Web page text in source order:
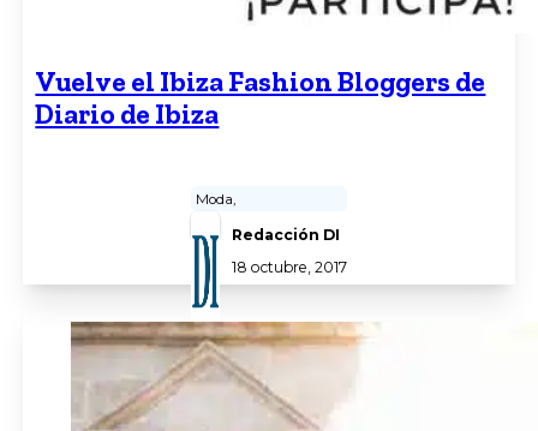
Vuelve el Ibiza Fashion Bloggers de
Diario de Ibiza
Moda,
Redacción DI
18 octubre, 2017